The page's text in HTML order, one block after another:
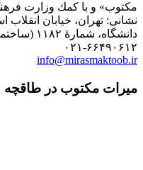
مكتوب» و با كمك وزارت
نشانی: تهران، خیابان انقلاب
دانشگاه، شمارۀ ۱۱۸۲ (ساختمان فروردین)، طبقۀ دوم
۰۲۱-۶۶۴۹۰۶۱۲
info@mirasmaktoob.ir
میرات مکتوب در طاقچه